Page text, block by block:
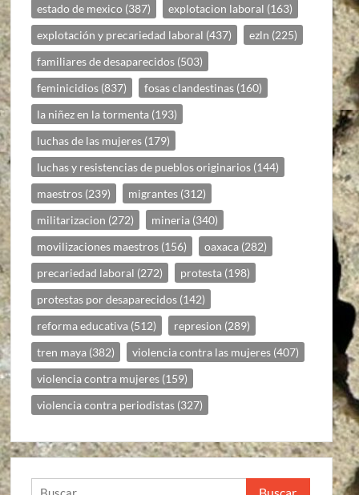
estado de mexico (387) explotacion laboral (163)
explotación y precariedad laboral (437) ezln (225)
familiares de desaparecidos (503)
feminicidios (837) fosas clandestinas (160)
la niñez en la tormenta (193)
luchas de las mujeres (179)
luchas y resistencias de pueblos originarios (144)
maestros (239) migrantes (312)
militarizacion (272) mineria (340)
movilizaciones maestros (156) oaxaca (282)
precariedad laboral (272) protesta (198)
protestas por desaparecidos (142)
reforma educativa (512) represion (289)
tren maya (382) violencia contra las mujeres (407)
violencia contra mujeres (159)
violencia contra periodistas (327)
Buscar: